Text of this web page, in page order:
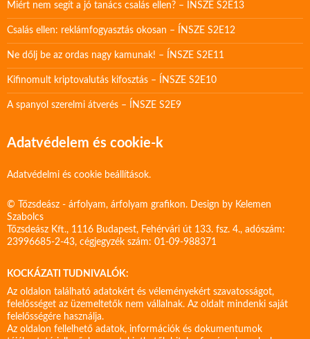
Miért nem segít a jó tanács csalás ellen? – ÍNSZE S2E13
Csalás ellen: reklámfogyasztás okosan – ÍNSZE S2E12
Ne dőlj be az ordas nagy kamunak! – ÍNSZE S2E11
Kifinomult kriptovalutás kifosztás – ÍNSZE S2E10
A spanyol szerelmi átverés – ÍNSZE S2E9
Adatvédelem és cookie-k
Adatvédelmi és cookie beállítások.
© Tőzsdeász - árfolyam, árfolyam grafikon. Design by Kelemen
Szabolcs
Tőzsdeász Kft., 1116 Budapest, Fehérvári út 133. fsz. 4., adószám:
23996685-2-43, cégjegyzék szám: 01-09-988371
KOCKÁZATI TUDNIVALÓK:
Az oldalon található adatokért és véleményekért szavatosságot,
felelősséget az üzemeltetők nem vállalnak. Az oldalt mindenki saját
felelősségére használja.
Az oldalon fellelhető adatok, információk és dokumentumok